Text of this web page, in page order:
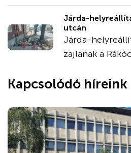
Járda-
utcán
Járda-
zajlanak a
Kapcsolódó híreink